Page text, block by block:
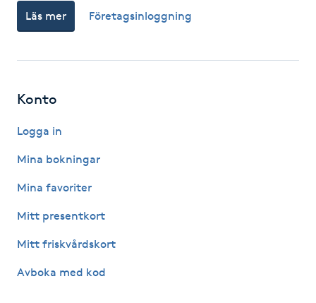
Fotsvamp
Fransar
Fransborttagning
Fransförlängning
Läs mer Företagsinloggning
Konto
Logga in
Mina bokningar
Mina favoriter
Mitt presentkort
Mitt friskvårdskort
Avboka med kod